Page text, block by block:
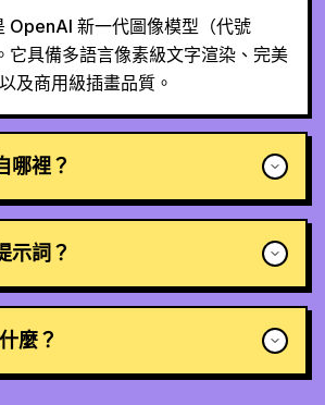
OpenAI 新一代圖像模型（代號
具備多語言像素級文字渲染、完美
及商用級插畫品質。
哪裡？
示詞？
麼？